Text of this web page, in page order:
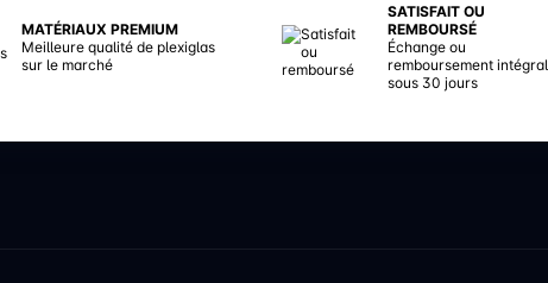
MATÉRIAUX PREMIUM
Meilleure qualité de plexiglas
sur le marché
SATISFAIT OU
REMBOURSÉ
Échange ou
remboursement intégral
sous 30 jours